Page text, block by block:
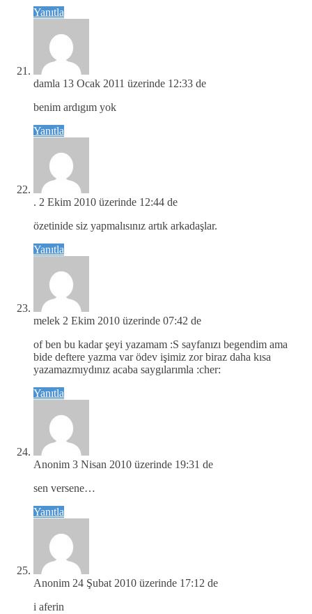
Yanıtla
damla 13 Ocak 2011 üzerinde 12:33 de
benim ardıgım yok
Yanıtla
. 2 Ekim 2010 üzerinde 12:44 de
özetinide siz yapmalısınız artık arkadaşlar.
Yanıtla
melek 2 Ekim 2010 üzerinde 07:42 de
of ben bu kadar şeyi yazamam :S sayfanızı begendim ama
bide deftere yazma var ödev işimiz zor biraz daha kısa
yazamazmıydınız acaba saygılarımla :cher:
Yanıtla
Anonim 3 Nisan 2010 üzerinde 19:31 de
sen versene…
Yanıtla
Anonim 24 Şubat 2010 üzerinde 17:12 de
i aferin